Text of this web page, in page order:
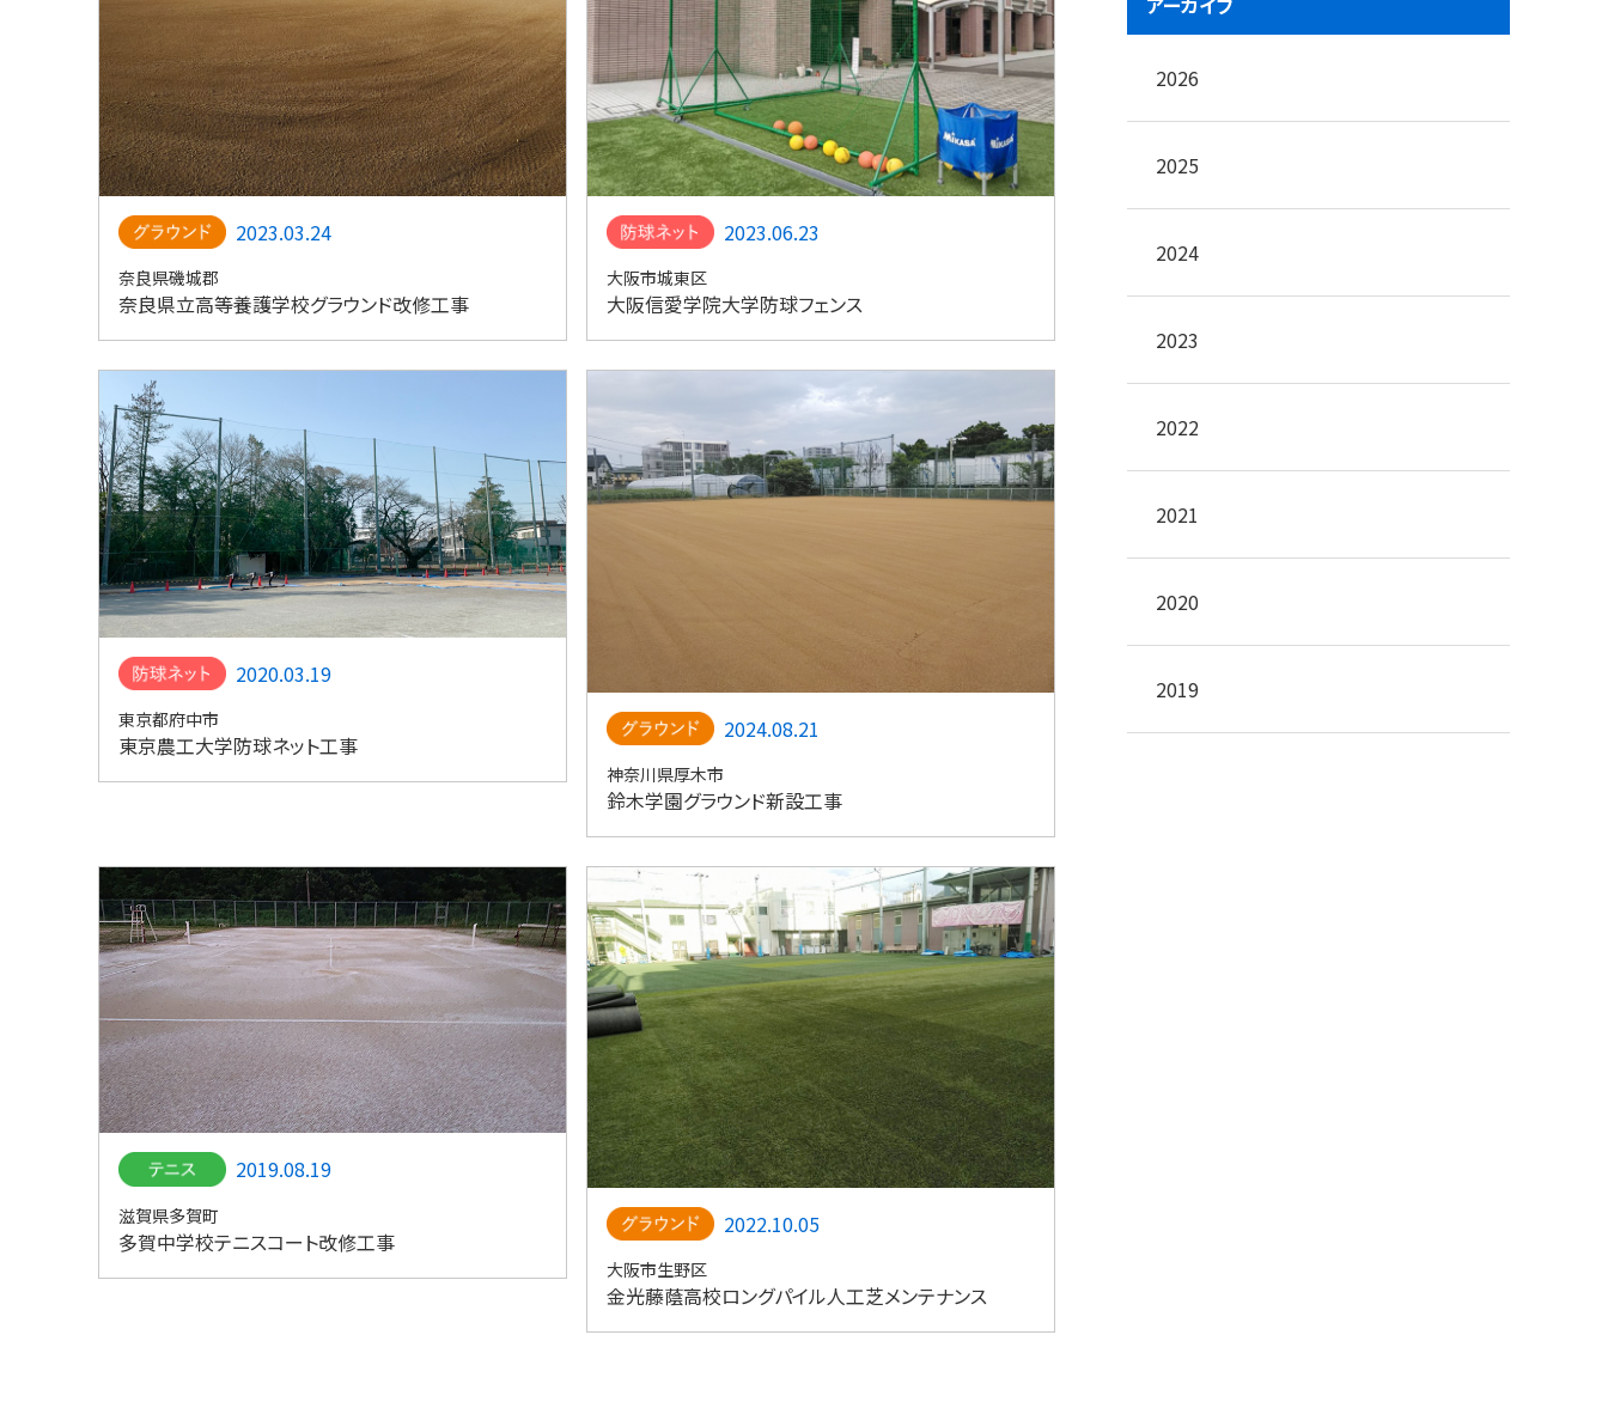
2023.03.24
奈良県磯城郡
奈良県立高等養護学校グラウンド改修工事
2023.06.23
大阪市城東区
大阪信愛学院大学防球フェンス
2020.03.19
東京都府中市
東京農工大学防球ネット工事
2024.08.21
神奈川県厚木市
鈴木学園グラウンド新設工事
2019.08.19
滋賀県多賀町
多賀中学校テニスコート改修工事
2022.10.05
大阪市生野区
金光藤蔭高校ロングパイル人工芝メンテナンス
2026
2025
2024
2023
2022
2021
2020
2019